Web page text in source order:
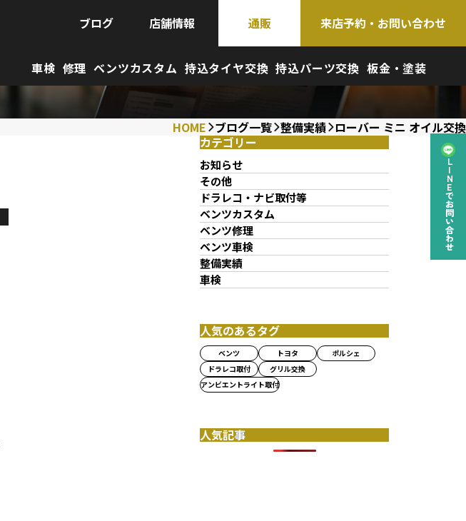
ブログ 店舗情報 通販 来店予約・お問い合わせ
車検 修理 ベンツカスタム 持込タイヤ交換 持込パーツ交換 板金・塗装
LINEでお問い合わせ
HOME ブログ一覧 整備実績 ローバー ミニ オイル交換
カテゴリー
お知らせ
その他
ドラレコ・ナビ取付等
ベンツカスタム
ベンツ修理
ベンツ車検
整備実績
車検
人気のあるタグ
ベンツ トヨタ
ポルシェ
ドラレコ取付
グリル交換
アンビエントライト取付
人気記事